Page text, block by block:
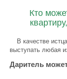
Кто
В качестве
выступать любая
Даритель